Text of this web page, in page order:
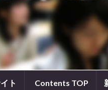
ト Contents TOP